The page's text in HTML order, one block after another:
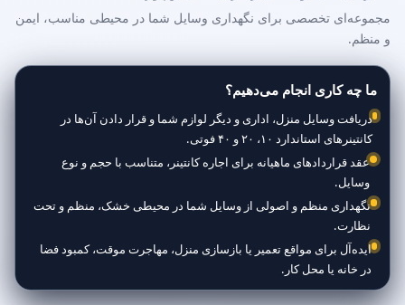
مجموعه‌ای تخصصی برای نگهداری وسایل شما در محیطی مناسب، ایمن
و منظم.
ما چه کاری انجام می‌دهیم؟
دریافت وسایل منزل، اداری و دیگر لوازم شما و قرار دادن آن‌ها در
کانتینرهای استاندارد ۱۰، ۲۰ و ۴۰ فوتی.
عقد قراردادهای ماهیانه برای اجاره کانتینر، متناسب با حجم و نوع
وسایل.
نگهداری منظم و اصولی از وسایل شما در محیطی خشک، منظم و تحت
نظارت.
ایده‌آل برای مواقع تعمیر یا بازسازی منزل، مهاجرت موقت، کمبود فضا
در خانه یا محل کار.